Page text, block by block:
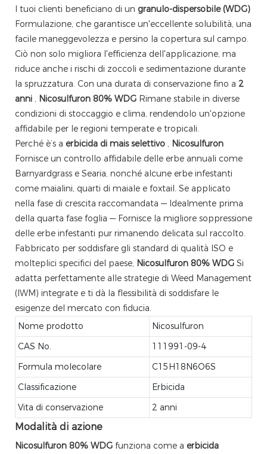
I tuoi clienti beneficiano di un granulo-dispersobile (WDG)
Formulazione, che garantisce un'eccellente solubilità, una
facile maneggevolezza e persino la copertura sul campo.
Ciò non solo migliora l'efficienza dell'applicazione, ma
riduce anche i rischi di zoccoli e sedimentazione durante
la spruzzatura. Con una durata di conservazione fino a 2
anni , Nicosulfuron 80% WDG Rimane stabile in diverse
condizioni di stoccaggio e clima, rendendolo un'opzione
affidabile per le regioni temperate e tropicali.
Perché è’s a erbicida di mais selettivo , Nicosulfuron
Fornisce un controllo affidabile delle erbe annuali come
Barnyardgrass e Searia, nonché alcune erbe infestanti
come maialini, quarti di maiale e foxtail. Se applicato
nella fase di crescita raccomandata — Idealmente prima
della quarta fase foglia — Fornisce la migliore soppressione
delle erbe infestanti pur rimanendo delicata sul raccolto.
Fabbricato per soddisfare gli standard di qualità ISO e
molteplici specifici del paese, Nicosulfuron 80% WDG Si
adatta perfettamente alle strategie di Weed Management
(IWM) integrate e ti dà la flessibilità di soddisfare le
esigenze del mercato con fiducia.
Nome prodotto
Nicosulfuron
CAS No.
111991-09-4
Formula molecolare
C15H18N6O6S
Classificazione
Erbicida
Vita di conservazione
2 anni
Modalità di azione
Nicosulfuron 80% WDG funziona come a erbicida